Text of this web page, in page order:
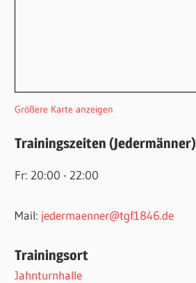
Größere Karte anzeigen
Trainingszeiten (Jedermänner)
Fr: 20:00 - 22:00
Mail: jedermaenner@tgf1846.de
Trainingsort
Jahnturnhalle